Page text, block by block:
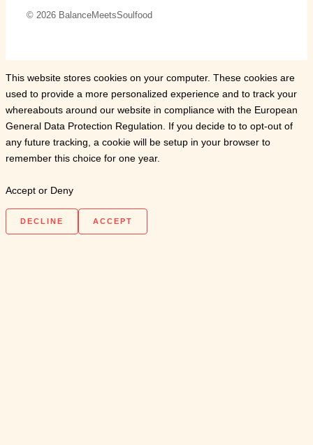
© 2026 BalanceMeetsSoulfood
This website stores cookies on your computer. These cookies are
used to provide a more personalized experience and to track your
whereabouts around our website in compliance with the European
General Data Protection Regulation. If you decide to to opt-out of
any future tracking, a cookie will be setup in your browser to
remember this choice for one year.
Accept or Deny
DECLINE ACCEPT